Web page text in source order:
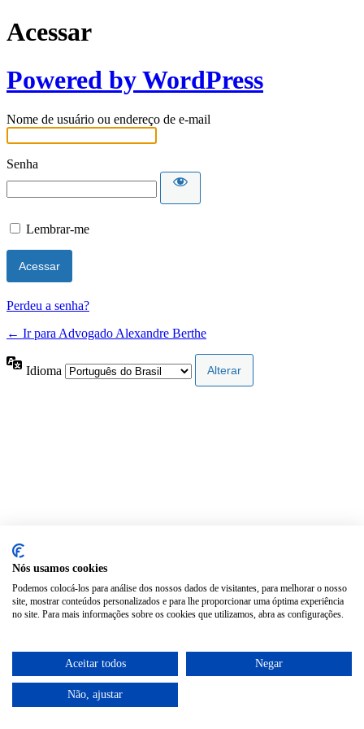
Acessar
Powered by WordPress
Nome de usuário ou endereço de e-mail
Senha
Lembrar-me
Perdeu a senha?
← Ir para Advogado Alexandre Berthe
Idioma
Nós usamos cookies
Podemos colocá-los para análise dos nossos dados de visitantes, para melhorar o nosso
site, mostrar conteúdos personalizados e para lhe proporcionar uma óptima experiência
no site. Para mais informações sobre os cookies que utilizamos, abra as configurações.
Aceitar todos Negar
Não, ajustar